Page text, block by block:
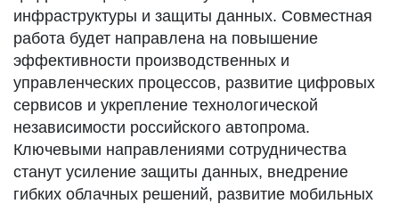
инфраструктуры и защиты данных. Совместная
работа будет направлена на повышение
эффективности производственных и
управленческих процессов, развитие цифровых
сервисов и укрепление технологической
независимости российского автопрома.
Ключевыми направлениями сотрудничества
станут усиление защиты данных, внедрение
гибких облачных решений, развитие мобильных